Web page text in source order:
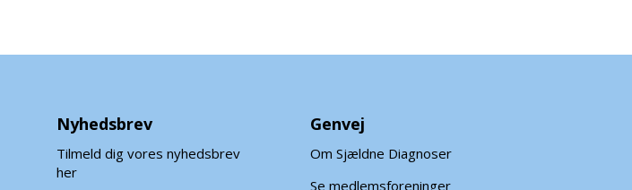
Nyhedsbrev
Tilmeld dig vores nyhedsbrev
her
Genvej
Om Sjældne Diagnoser
Se medlemsforeninger